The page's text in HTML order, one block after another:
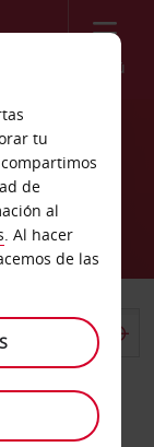
Menú
tu
de
al
. Al hacer
de las